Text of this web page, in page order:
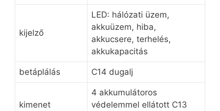
kijelző
LED: hálózati üzem,
akkuüzem, hiba,
akkucsere, terhelés,
akkukapacitás
betáplálás C14 dugalj
kimenet
4 akkumulátoros
védelemmel ellátott C13